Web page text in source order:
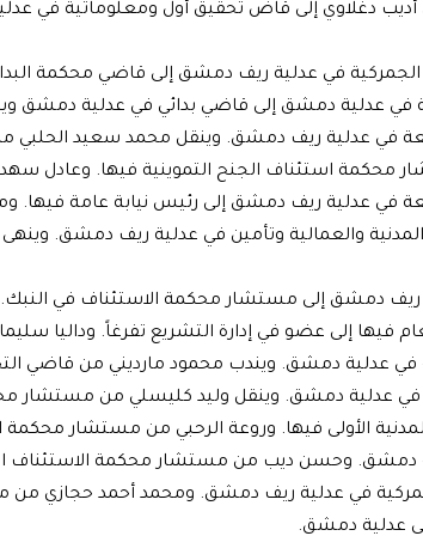
دغلاوي إلى قاض تحقيق أول ومعلوماتية في
في عدلية ريف دمشق إلى قاضي محكمة
عدلية دمشق إلى قاضي بدائي في عدلية دمشق
في عدلية ريف دمشق. وينقل محمد سعيد الحلبي
محكمة استئناف الجنح التموينية فيها. وعادل
في عدلية ريف دمشق إلى رئيس نيابة عامة فيها.
المدنية والعمالية وتأمين في عدلية ريف دمشق.
دمشق إلى مستشار محكمة الاستئناف في النبك.
إلى عضو في إدارة التشريع تفرغاً. وداليا
عدلية دمشق. ويندب محمود مارديني من قاضي
في عدلية دمشق. وينقل وليد كليسلي من مستشار
الأولى فيها. وروعة الرحبي من مستشار محكمة
دمشق. وحسن ديب من مستشار محكمة الاستئناف
في عدلية ريف دمشق. ومحمد أحمد حجازي من
في عدلية دمشق.